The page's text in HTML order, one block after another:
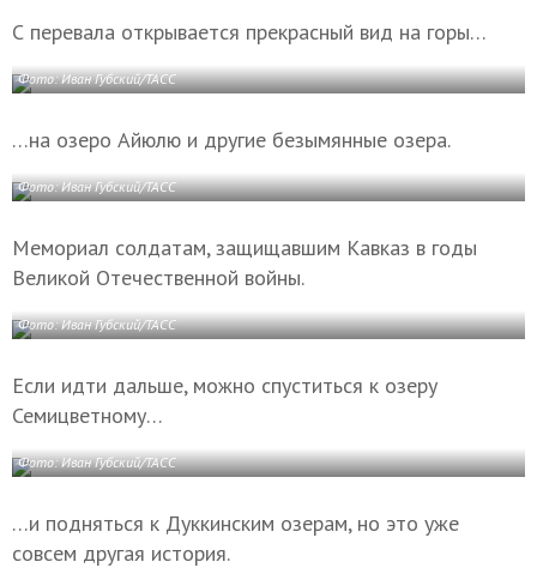
С перевала открывается прекрасный вид на горы…
Фото: Иван Губский/ТАСС
…на озеро Айюлю и другие безымянные озера.
Фото: Иван Губский/ТАСС
Мемориал солдатам, защищавшим Кавказ в годы
Великой Отечественной войны.
Фото: Иван Губский/ТАСС
Если идти дальше, можно спуститься к озеру
Семицветному…
Фото: Иван Губский/ТАСС
…и подняться к Дуккинским озерам, но это уже
совсем другая история.